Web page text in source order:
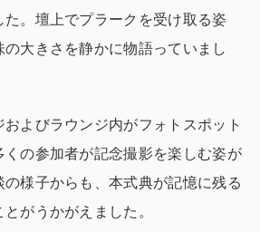
。壇上でプラークを受け取る姿
大きさを静かに物語っていまし
よびラウンジ内がフォトスポット
くの参加者が記念撮影を楽しむ姿が
の様子からも、本式典が記憶に残る
がうかがえました。